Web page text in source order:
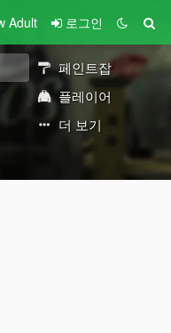
Adult 로그인
페인트잡
플레이어
더 보기